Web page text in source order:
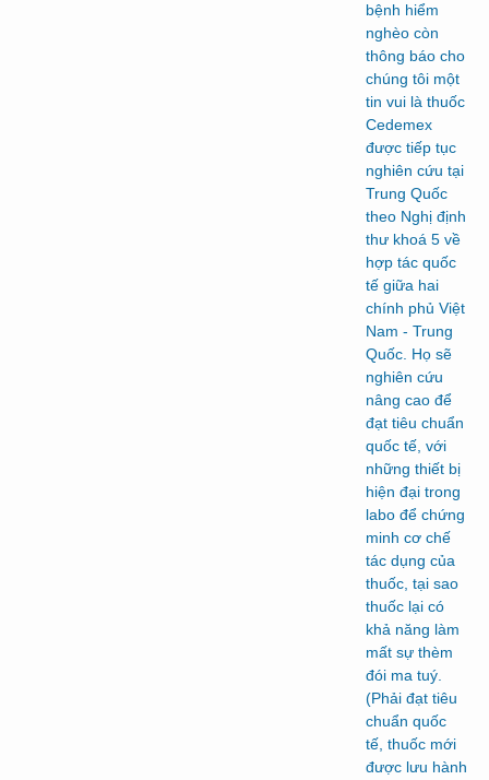
bệnh hiểm
nghèo còn
thông báo cho
chúng tôi một
tin vui là thuốc
Cedemex
được tiếp tục
nghiên cứu tại
Trung Quốc
theo Nghị định
thư khoá 5 về
hợp tác quốc
tế giữa hai
chính phủ Việt
Nam - Trung
Quốc. Họ sẽ
nghiên cứu
nâng cao để
đạt tiêu chuẩn
quốc tế, với
những thiết bị
hiện đại trong
labo để chứng
minh cơ chế
tác dụng của
thuốc, tại sao
thuốc lại có
khả năng làm
mất sự thèm
đói ma tuý.
(Phải đạt tiêu
chuẩn quốc
tế, thuốc mới
được lưu hành